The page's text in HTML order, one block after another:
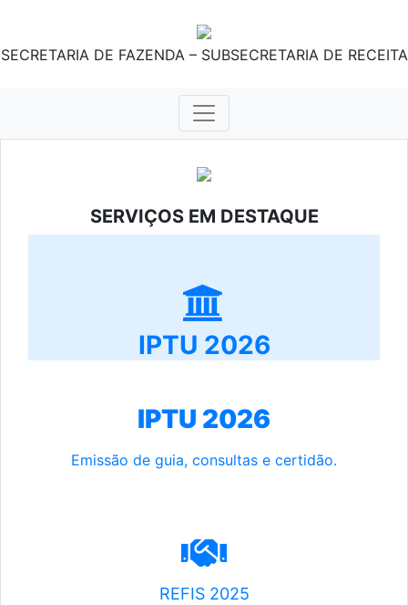
SECRETARIA DE FAZENDA – SUBSECRETARIA DE RECEITA
SERVIÇOS EM DESTAQUE
IPTU 2026
IPTU 2026
Emissão de guia, consultas e certidão.
REFIS 2025